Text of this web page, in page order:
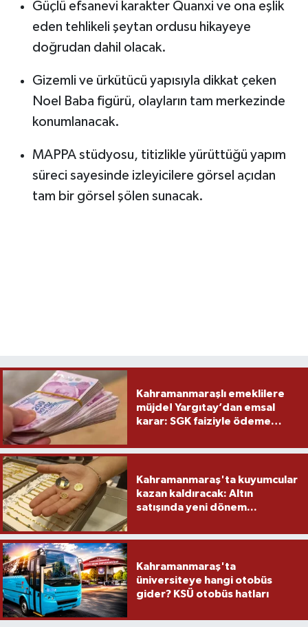
Güçlü efsanevi karakter Quanxi ve ona eşlik
eden tehlikeli şeytan ordusu hikayeye
doğrudan dahil olacak.
Gizemli ve ürkütücü yapısıyla dikkat çeken
Noel Baba figürü, olayların tam merkezinde
konumlanacak.
MAPPA stüdyosu, titizlikle yürüttüğü yapım
süreci sayesinde izleyicilere görsel açıdan
tam bir görsel şölen sunacak.
Kahramanmaraşlı emeklilere
müjde! Yargıtay’dan emsal
karar: SGK faiziyle ödeme
Kahramanmaraş'ta kuyumcular
kazan kaldıracak: Altın
satışında yeni dönem...
Kahramanmaraş'ta
üniversiteye hangi otobüs
gider? KSÜ otobüs hatları